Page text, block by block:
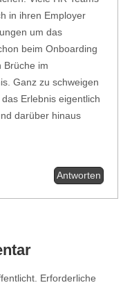
in ihren Employer
um das
beim Onboarding
Brüche im
Ganz zu schweigen
Erlebnis eigentlich
darüber hinaus
Antworten
Erforderliche